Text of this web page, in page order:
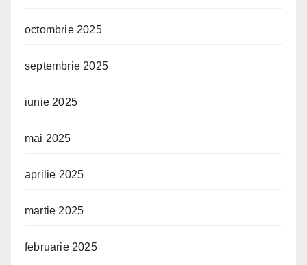
octombrie 2025
septembrie 2025
iunie 2025
mai 2025
aprilie 2025
martie 2025
februarie 2025